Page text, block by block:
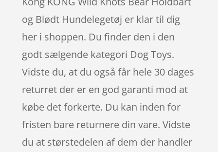
og Blødt Hundelegetøj er klar til dig
her i shoppen. Du finder den i den
godt sælgende kategori Dog Toys.
Vidste du, at du også får hele 30 dages
returret der er en god garanti mod at
købe det forkerte. Du kan inden for
fristen bare returnere din vare. Vidste
du at størstedelen af dem der handler